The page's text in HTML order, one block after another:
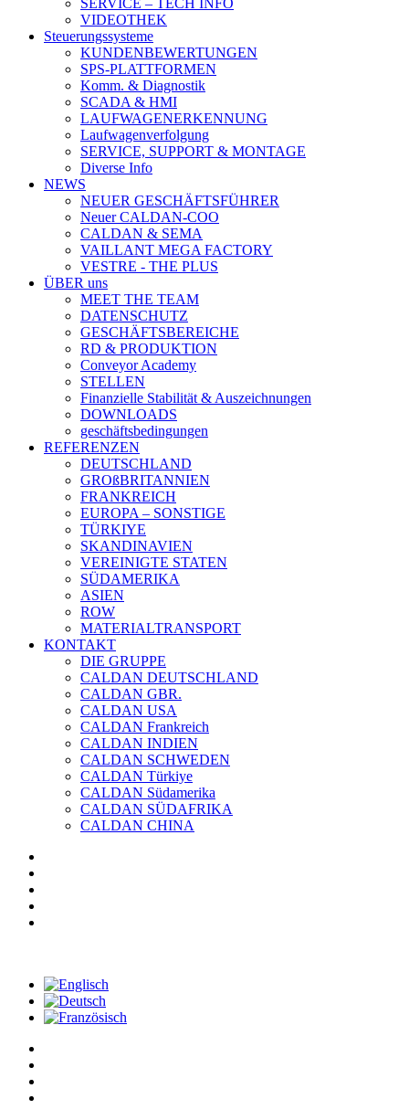
SERVICE – TECH INFO
VIDEOTHEK
Steuerungssysteme
KUNDENBEWERTUNGEN
SPS-PLATTFORMEN
Komm. & Diagnostik
SCADA & HMI
LAUFWAGENERKENNUNG
Laufwagenverfolgung
SERVICE, SUPPORT & MONTAGE
Diverse Info
NEWS
NEUER GESCHÄFTSFÜHRER
Neuer CALDAN-COO
CALDAN & SEMA
VAILLANT MEGA FACTORY
VESTRE - THE PLUS
ÜBER uns
MEET THE TEAM
DATENSCHUTZ
GESCHÄFTSBEREICHE
RD & PRODUKTION
Conveyor Academy
STELLEN
Finanzielle Stabilität & Auszeichnungen
DOWNLOADS
geschäftsbedingungen
REFERENZEN
DEUTSCHLAND
GROßBRITANNIEN
FRANKREICH
EUROPA – SONSTIGE
TÜRKIYE
SKANDINAVIEN
VEREINIGTE STATEN
SÜDAMERIKA
ASIEN
ROW
MATERIALTRANSPORT
KONTAKT
DIE GRUPPE
CALDAN DEUTSCHLAND
CALDAN GBR.
CALDAN USA
CALDAN Frankreich
CALDAN INDIEN
CALDAN SCHWEDEN
CALDAN Türkiye
CALDAN Südamerika
CALDAN SÜDAFRIKA
CALDAN CHINA